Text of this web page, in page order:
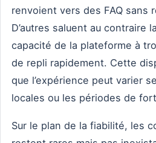
renvoient vers des FAQ sans
D’autres saluent au contraire
capacité de la plateforme à
de repli rapidement. Cette
que l’expérience peut varier
locales ou les périodes de
Sur le plan de la fiabilité, les